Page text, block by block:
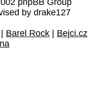
phpBB Group
by drake127
Barel Rock
Bejci.cz